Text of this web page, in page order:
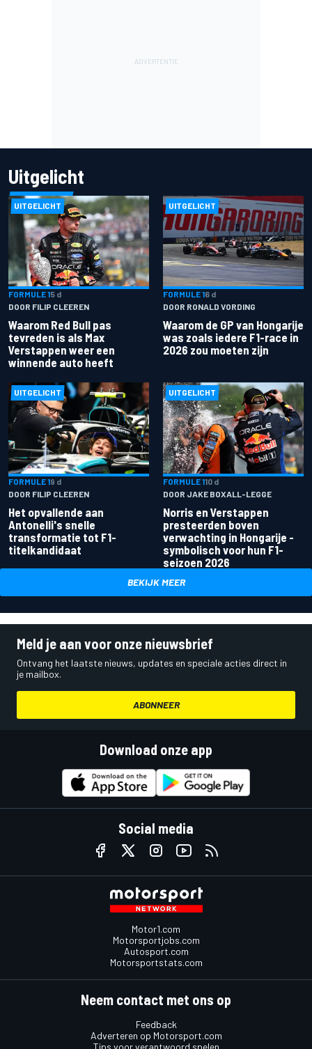
Uitgelicht
UITGELICHT
FORMULE 15 d
DOOR FILIP CLEEREN
Waarom Red Bull pas
tevreden is als Max
Verstappen weer een
winnende auto heeft
UITGELICHT
FORMULE 16 d
DOOR RONALD VORDING
Waarom de GP van Hongarije
was zoals iedere F1-race in
2026 zou moeten zijn
UITGELICHT
FORMULE 19 d
DOOR FILIP CLEEREN
Het opvallende aan
Antonelli's snelle
transformatie tot F1-
titelkandidaat
UITGELICHT
FORMULE 110 d
DOOR JAKE BOXALL-LEGGE
Norris en Verstappen
presteerden boven
verwachting in Hongarije -
symbolisch voor hun F1-
seizoen 2026
BEKIJK MEER
Meld je aan voor onze nieuwsbrief
Ontvang het laatste nieuws, updates en speciale acties direct in
je mailbox.
ABONNEER
Download onze app
Social media
Motor1.com
Motorsportjobs.com
Autosport.com
Motorsportstats.com
Neem contact met ons op
Feedback
Adverteren op Motorsport.com
Tips voor verantwoord spelen